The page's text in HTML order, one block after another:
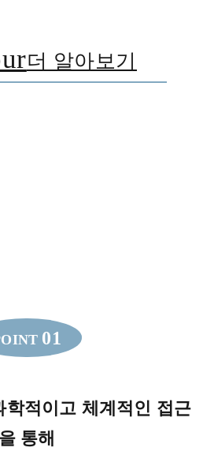
더 알아보기
01
학적이고 체계적인 접근
을 통해